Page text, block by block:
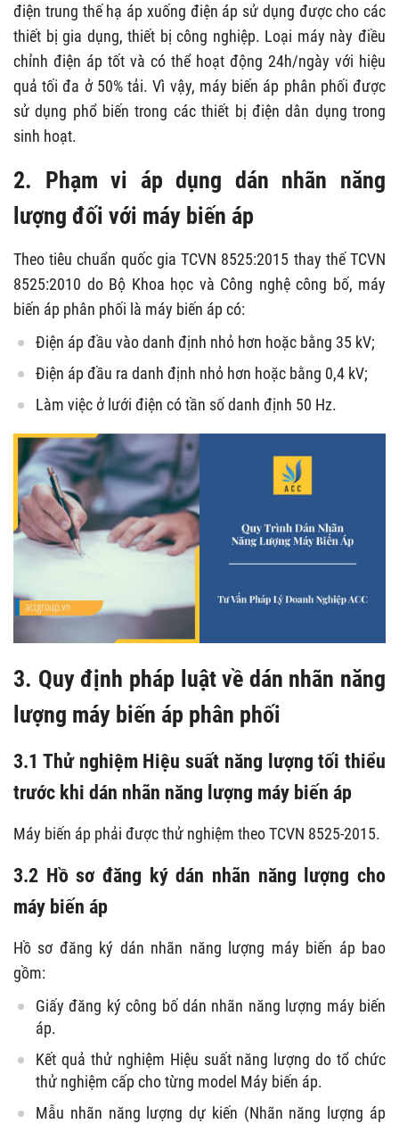
điện trung thế hạ áp xuống điện áp sử dụng được cho các
thiết bị gia dụng, thiết bị công nghiệp. Loại máy này điều
chỉnh điện áp tốt và có thể hoạt động 24h/ngày với hiệu
quả tối đa ở 50% tải. Vì vậy, máy biến áp phân phối được
sử dụng phổ biến trong các thiết bị điện dân dụng trong
sinh hoạt.
2. Phạm vi áp dụng dán nhãn năng
lượng đối với máy biến áp
Theo tiêu chuẩn quốc gia TCVN 8525:2015 thay thế TCVN
8525:2010 do Bộ Khoa học và Công nghệ công bố, máy
biến áp phân phối là máy biến áp có:
Điện áp đầu vào danh định nhỏ hơn hoặc bằng 35 kV;
Điện áp đầu ra danh định nhỏ hơn hoặc bằng 0,4 kV;
Làm việc ở lưới điện có tần số danh định 50 Hz.
3. Quy định pháp luật về dán nhãn năng
lượng máy biến áp phân phối
3.1 Thử nghiệm Hiệu suất năng lượng tối thiểu
trước khi dán nhãn năng lượng máy biến áp
Máy biến áp phải được thử nghiệm theo TCVN 8525-2015.
3.2 Hồ sơ đăng ký dán nhãn năng lượng cho
máy biến áp
Hồ sơ đăng ký dán nhãn năng lượng máy biến áp bao
gồm:
Giấy đăng ký công bố dán nhãn năng lượng máy biến
áp.
Kết quả thử nghiệm Hiệu suất năng lượng do tổ chức
thử nghiệm cấp cho từng model Máy biến áp.
Mẫu nhãn năng lượng dự kiến (Nhãn năng lượng áp